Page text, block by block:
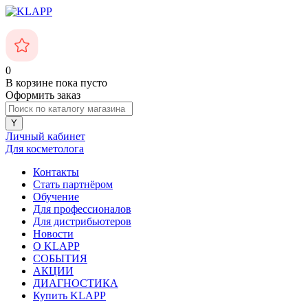
0
В корзине пока пусто
Оформить заказ
Личный кабинет
Для косметолога
Контакты
Стать партнёром
Обучение
Для профессионалов
Для дистрибьютеров
Новости
О KLAPP
СОБЫТИЯ
АКЦИИ
ДИАГНОСТИКА
Купить KLAPP